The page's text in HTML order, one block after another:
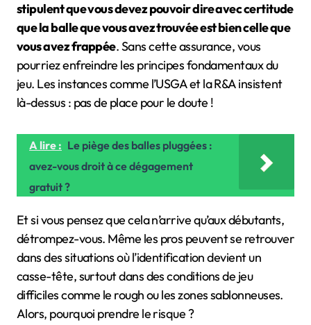
stipulent que vous devez pouvoir dire avec certitude
que la balle que vous avez trouvée est bien celle que
vous avez frappée. Sans cette assurance, vous
pourriez enfreindre les principes fondamentaux du
jeu. Les instances comme l’USGA et la R&A insistent
là-dessus : pas de place pour le doute !
A lire : Le piège des balles pluggées :
avez-vous droit à ce dégagement
gratuit ?
Et si vous pensez que cela n’arrive qu’aux débutants,
détrompez-vous. Même les pros peuvent se retrouver
dans des situations où l’identification devient un
casse-tête, surtout dans des conditions de jeu
difficiles comme le rough ou les zones sablonneuses.
Alors, pourquoi prendre le risque ?